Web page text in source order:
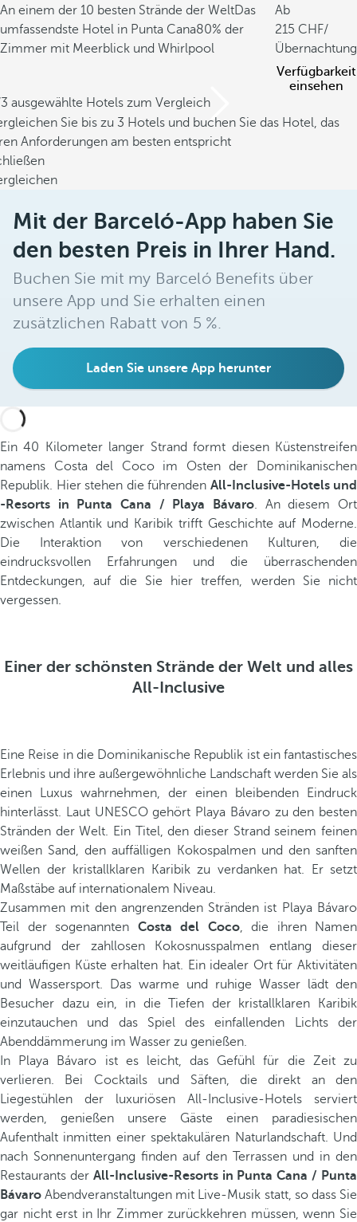
An einem der 10 besten Strände der WeltDas
umfassendste Hotel in Punta Cana80% der
Zimmer mit Meerblick und Whirlpool
Ab
215
/
Übernachtung
Verfügbarkeit
einsehen
ausgewählte Hotels zum Vergleich
Sie bis zu 3 Hotels und buchen Sie das Hotel, das
Anforderungen am besten entspricht
Mit der Barceló-App haben Sie
den besten Preis in Ihrer Hand.
Buchen Sie mit my Barceló Benefits über
unsere App und Sie erhalten einen
zusätzlichen Rabatt von 5 %.
Laden Sie unsere App herunter
Ein 40 Kilometer langer Strand formt diesen Küstenstreifen
namens Costa del Coco im Osten der Dominikanischen
Republik. Hier stehen die führenden All-Inclusive-Hotels und
-Resorts in Punta Cana / Playa Bávaro. An diesem Ort
zwischen Atlantik und Karibik trifft Geschichte auf Moderne.
Die Interaktion von verschiedenen Kulturen, die
eindrucksvollen Erfahrungen und die überraschenden
Entdeckungen, auf die Sie hier treffen, werden Sie nicht
vergessen.
Einer der schönsten Strände der Welt und alles
All-Inclusive
Eine Reise in die Dominikanische Republik ist ein fantastisches
Erlebnis und ihre außergewöhnliche Landschaft werden Sie als
einen Luxus wahrnehmen, der einen bleibenden Eindruck
hinterlässt. Laut UNESCO gehört Playa Bávaro zu den besten
Stränden der Welt. Ein Titel, den dieser Strand seinem feinen
weißen Sand, den auffälligen Kokospalmen und den sanften
Wellen der kristallklaren Karibik zu verdanken hat. Er setzt
Maßstäbe auf internationalem Niveau.
Zusammen mit den angrenzenden Stränden ist Playa Bávaro
Teil der sogenannten Costa del Coco, die ihren Namen
aufgrund der zahllosen Kokosnusspalmen entlang dieser
weitläufigen Küste erhalten hat. Ein idealer Ort für Aktivitäten
und Wassersport. Das warme und ruhige Wasser lädt den
Besucher dazu ein, in die Tiefen der kristallklaren Karibik
einzutauchen und das Spiel des einfallenden Lichts der
Abenddämmerung im Wasser zu genießen.
In Playa Bávaro ist es leicht, das Gefühl für die Zeit zu
verlieren. Bei Cocktails und Säften, die direkt an den
Liegestühlen der luxuriösen All-Inclusive-Hotels serviert
werden, genießen unsere Gäste einen paradiesischen
Aufenthalt inmitten einer spektakulären Naturlandschaft. Und
nach Sonnenuntergang finden auf den Terrassen und in den
Restaurants der All-Inclusive-Resorts in Punta Cana / Punta
Bávaro Abendveranstaltungen mit Live-Musik statt, so dass Sie
gar nicht erst in Ihr Zimmer zurückkehren müssen, wenn Sie